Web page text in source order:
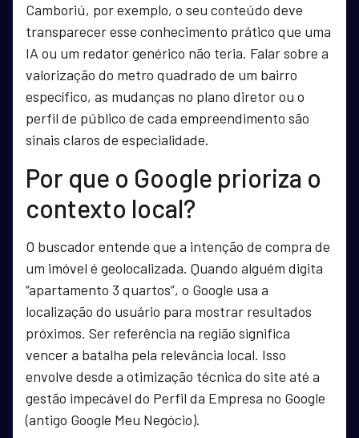
Camboriú, por exemplo, o seu conteúdo deve
transparecer esse conhecimento prático que uma
IA ou um redator genérico não teria. Falar sobre a
valorização do metro quadrado de um bairro
específico, as mudanças no plano diretor ou o
perfil de público de cada empreendimento são
sinais claros de especialidade.
Por que o Google prioriza o
contexto local?
O buscador entende que a intenção de compra de
um imóvel é geolocalizada. Quando alguém digita
“apartamento 3 quartos”, o Google usa a
localização do usuário para mostrar resultados
próximos. Ser referência na região significa
vencer a batalha pela relevância local. Isso
envolve desde a otimização técnica do site até a
gestão impecável do Perfil da Empresa no Google
(antigo Google Meu Negócio).